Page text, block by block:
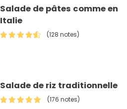
Salade de pâtes comme en
Italie
(128 notes)
Salade de riz traditionnelle
(176 notes)